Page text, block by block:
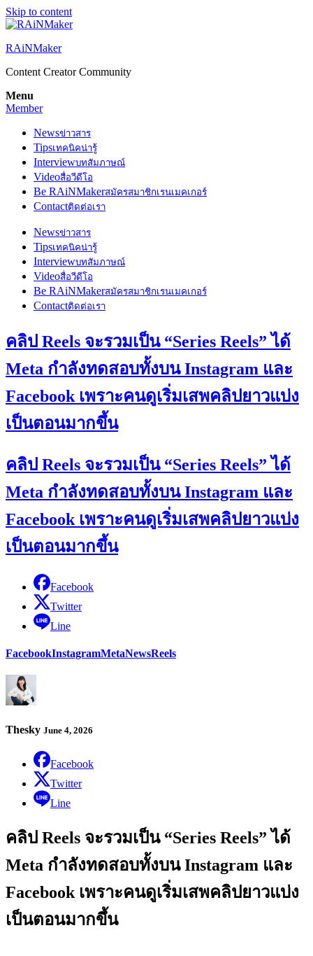
Skip to content
RAiNMaker
Content Creator Community
Menu
Member
Newsข่าวสาร
Tipsเทคนิคน่ารู้
Interviewบทสัมภาษณ์
Videoสื่อวีดีโอ
Be RAiNMakerสมัครสมาชิกเรนเมคเกอร์
Contactติดต่อเรา
Newsข่าวสาร
Tipsเทคนิคน่ารู้
Interviewบทสัมภาษณ์
Videoสื่อวีดีโอ
Be RAiNMakerสมัครสมาชิกเรนเมคเกอร์
Contactติดต่อเรา
คลิป Reels จะรวมเป็น “Series Reels” ได้
Meta กำลังทดสอบทั้งบน Instagram และ
Facebook เพราะคนดูเริ่มเสพคลิปยาวแบ่ง
เป็นตอนมากขึ้น
คลิป Reels จะรวมเป็น “Series Reels” ได้
Meta กำลังทดสอบทั้งบน Instagram และ
Facebook เพราะคนดูเริ่มเสพคลิปยาวแบ่ง
เป็นตอนมากขึ้น
Facebook
Twitter
Line
FacebookInstagramMetaNewsReels
Thesky June 4, 2026
Facebook
Twitter
Line
คลิป Reels จะรวมเป็น “Series Reels” ได้
Meta กำลังทดสอบทั้งบน Instagram และ
Facebook เพราะคนดูเริ่มเสพคลิปยาวแบ่ง
เป็นตอนมากขึ้น